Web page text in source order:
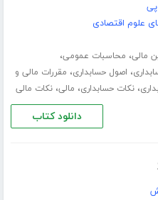
علوم اقتصادی
مالی، محاسبات عمومی،
، اصول حسابداری، مقررات مالی و
،نکات حسابداری، مالی،نکات مالی
دانلود کتاب